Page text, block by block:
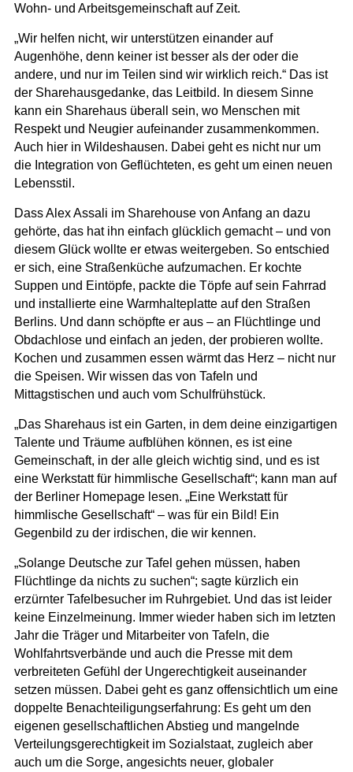
Wohn- und Arbeitsgemeinschaft auf Zeit.
„Wir helfen nicht, wir unterstützen einander auf
Augenhöhe, denn keiner ist besser als der oder die
andere, und nur im Teilen sind wir wirklich reich.“ Das ist
der Sharehausgedanke, das Leitbild. In diesem Sinne
kann ein Sharehaus überall sein, wo Menschen mit
Respekt und Neugier aufeinander zusammenkommen.
Auch hier in Wildeshausen. Dabei geht es nicht nur um
die Integration von Geflüchteten, es geht um einen neuen
Lebensstil.
Dass Alex Assali im Sharehouse von Anfang an dazu
gehörte, das hat ihn einfach glücklich gemacht – und von
diesem Glück wollte er etwas weitergeben. So entschied
er sich, eine Straßenküche aufzumachen. Er kochte
Suppen und Eintöpfe, packte die Töpfe auf sein Fahrrad
und installierte eine Warmhalteplatte auf den Straßen
Berlins. Und dann schöpfte er aus – an Flüchtlinge und
Obdachlose und einfach an jeden, der probieren wollte.
Kochen und zusammen essen wärmt das Herz – nicht nur
die Speisen. Wir wissen das von Tafeln und
Mittagstischen und auch vom Schulfrühstück.
„Das Sharehaus ist ein Garten, in dem deine einzigartigen
Talente und Träume aufblühen können, es ist eine
Gemeinschaft, in der alle gleich wichtig sind, und es ist
eine Werkstatt für himmlische Gesellschaft“; kann man auf
der Berliner Homepage lesen. „Eine Werkstatt für
himmlische Gesellschaft“ – was für ein Bild! Ein
Gegenbild zu der irdischen, die wir kennen.
„Solange Deutsche zur Tafel gehen müssen, haben
Flüchtlinge da nichts zu suchen“; sagte kürzlich ein
erzürnter Tafelbesucher im Ruhrgebiet. Und das ist leider
keine Einzelmeinung. Immer wieder haben sich im letzten
Jahr die Träger und Mitarbeiter von Tafeln, die
Wohlfahrtsverbände und auch die Presse mit dem
verbreiteten Gefühl der Ungerechtigkeit auseinander
setzen müssen. Dabei geht es ganz offensichtlich um eine
doppelte Benachteiligungserfahrung: Es geht um den
eigenen gesellschaftlichen Abstieg und mangelnde
Verteilungsgerechtigkeit im Sozialstaat, zugleich aber
auch um die Sorge, angesichts neuer, globaler